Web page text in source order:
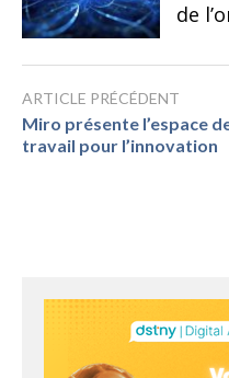
de
ARTICLE PRÉCÉDENT
Miro présente l’espace
travail pour l’innovation